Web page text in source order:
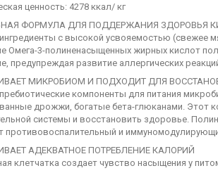
ценность: 4278 ккал/ кг
ФОРМУЛА ДЛЯ ПОДДЕРЖАНИЯ ЗДОРОВЬЯ
с высокой усвояемостью (свежее
Омега-3-полиненасыщенных жирных кислот
предупреждая развитие аллергических
МИКРОБИОМ И ПОДХОДИТ ДЛЯ
компоненты для питания
дрожжи, богатые бета-глюканами. Этот
системы и восстановить здоровье.
противовоспалительный и
АДЕКВАТНОЕ ПОТРЕБЛЕНИЕ КАЛОРИЙ
клетчатка создает чувство насыщения у